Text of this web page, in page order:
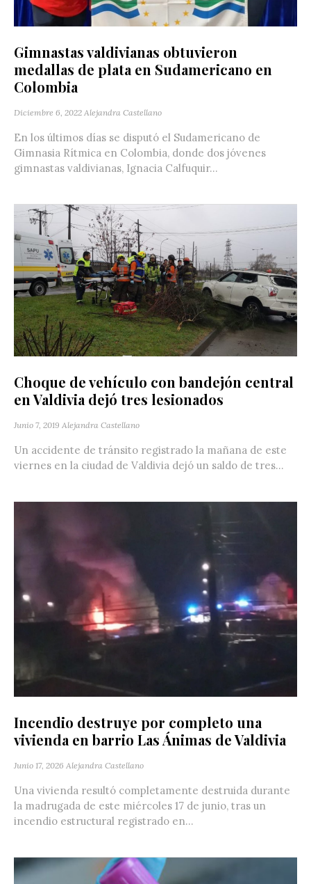
Gimnastas valdivianas obtuvieron
medallas de plata en Sudamericano en
Colombia
Diciembre 6, 2022 Alejandra Castellano
En los últimos días se disputó el Sudamericano de
Gimnasia Rítmica en Colombia, donde dos jóvenes
gimnastas valdivianas, Ignacia Calfuquir...
Choque de vehículo con bandejón central
en Valdivia dejó tres lesionados
Junio 7, 2019 Alejandra Castellano
Un accidente de tránsito registrado la mañana de este
viernes en la ciudad de Valdivia dejó un saldo de tres...
Incendio destruye por completo una
vivienda en barrio Las Ánimas de Valdivia
Junio 17, 2026 Alejandra Castellano
Una vivienda resultó completamente destruida durante
la madrugada de este miércoles 17 de junio, tras un
incendio estructural registrado en...